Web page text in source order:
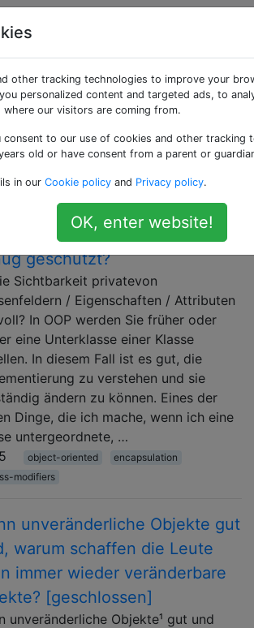
Softwareentwicklung
oriented»
Fragen
der ein System als eine Reihe von
werden kann, die modular
werden können
haben private Felder nicht
geschützt?
Sichtbarkeit privatevon
/ Eigenschaften / Attributen
In OOP werden Sie früher oder
eine Unterklasse einer Klasse
In diesem Fall ist es gut, die
zu verstehen und sie
ändern zu können. Eines der
Dinge, die ich mache, wenn ich eine
untergeordnete, …
object-oriented
encapsulation
modifiers
unveränderliche Objekte gut
warum schaffen die Leute
immer wieder veränderbare
[geschlossen]
unveränderliche Objekte¹ gut und
other tracking technologies to improve your
personalized content and targeted ads, to
where our visitors are coming from.
consent to our use of cookies and other tracking
old or have consent from a parent or
in our Cookie policy and Privacy policy.
OK, enter website!